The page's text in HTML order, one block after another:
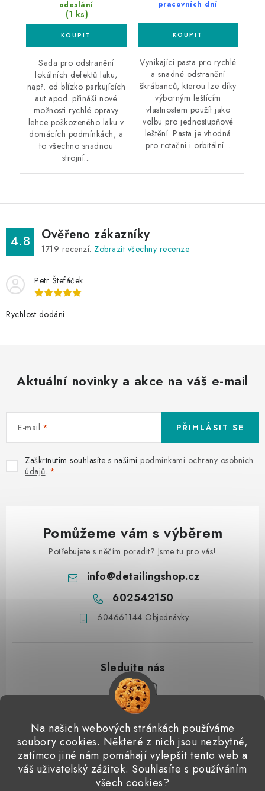
Na našich webových stránkách používáme
soubory cookies. Některé z nich jsou nezbytné,
zatímco jiné nám pomáhají vylepšit tento web a
váš uživatelský zážitek. Souhlasíte s používáním
všech cookies?
odeslání
(1 ks)
Sada pro odstranění
lokálních defektů laku,
např. od blízko parkujících
aut apod. přináší nové
možnosti rychlé opravy
lehce poškozeného laku v
domácích podmínkách, a
to všechno snadnou
strojní...
pracovních dní
Vynikající pasta pro rychlé
a snadné odstranění
škrábanců, kterou lze díky
výborným leštícím
vlastnostem použít jako
volbu pro jednostupňové
leštění. Pasta je vhodná
pro rotační i orbitální...
4.8 Ověřeno zákazníky
1719 recenzí. Zobrazit všechny recenze
Petr Štefáček
Rychlost dodání
Aktuální novinky a akce na váš e-mail
E-mail
Zaškrtnutím souhlasíte s našimi podmínkami ochrany osobních
údajů.
PŘIHLÁSIT SE
Pomůžeme vám s výběrem
Potřebujete s něčím poradit? Jsme tu pro vás!
info@detailingshop.cz
602542150
604661144 Objednávky
Přijímáme online platby
Detailingclub Dodo Juice Gyeon Quartz ValetPRO
Microfiber Madness